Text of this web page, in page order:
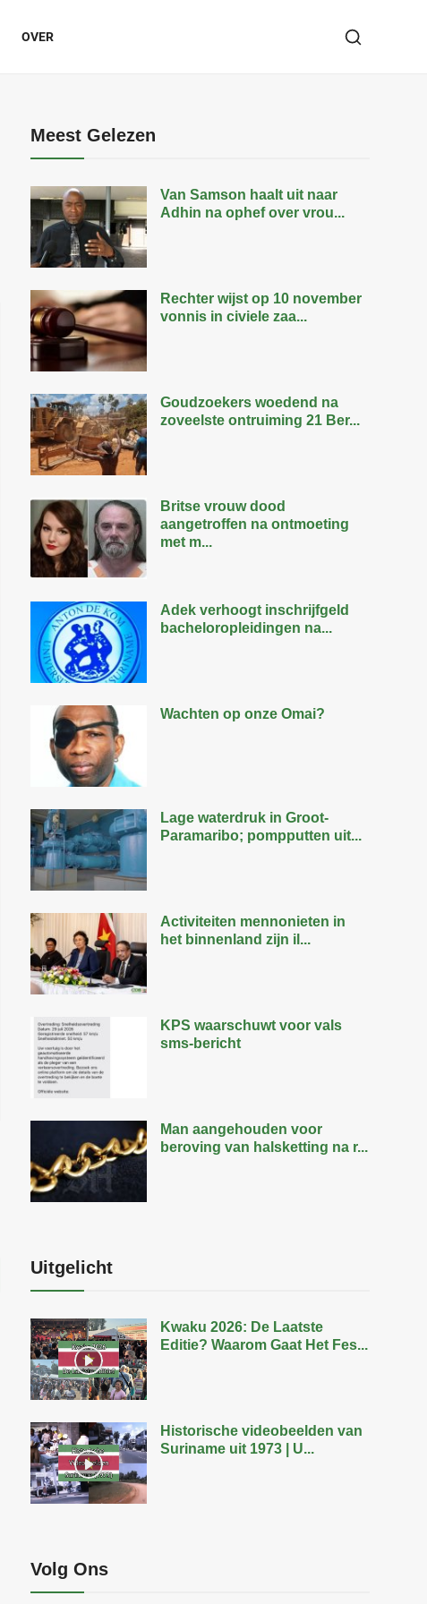
OVER
Meest Gelezen
Van Samson haalt uit naar
Adhin na ophef over vrou...
Rechter wijst op 10 november
vonnis in civiele zaa...
Goudzoekers woedend na
zoveelste ontruiming 21 Ber...
Britse vrouw dood
aangetroffen na ontmoeting
met m...
Adek verhoogt inschrijfgeld
bacheloropleidingen na...
Wachten op onze Omai?
Lage waterdruk in Groot-
Paramaribo; pompputten uit...
Activiteiten mennonieten in
het binnenland zijn il...
KPS waarschuwt voor vals
sms-bericht
Man aangehouden voor
beroving van halsketting na r...
Uitgelicht
Kwaku 2026: De Laatste
Editie? Waarom Gaat Het Fes...
Historische videobeelden van
Suriname uit 1973 | U...
Volg Ons